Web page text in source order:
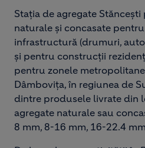
Stația de agregate
naturale și concasate
infrastructură (drumuri,
și pentru construcții
pentru zonele
Dâmbovița, în regiunea de
dintre produsele livrate din
agregate naturale sau
8 mm, 8-16 mm, 16-22.4